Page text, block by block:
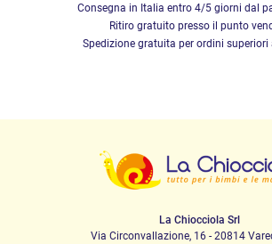
Consegna in Italia entro 4/5 giorni dal
Ritiro gratuito presso il punto
Spedizione gratuita per ordini superiori
La Chiocciola Srl
Via Circonvallazione, 16 - 20814